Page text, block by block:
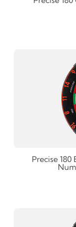
Precise